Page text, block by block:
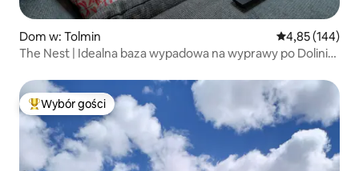
Dom w: Tolmin Średnia
4,85 (144)
The Nest | Idealna baza wypadowa na wyprawy po Dolinie
Najpopularniejsze z kategorii Wybór gości
Wybór gości